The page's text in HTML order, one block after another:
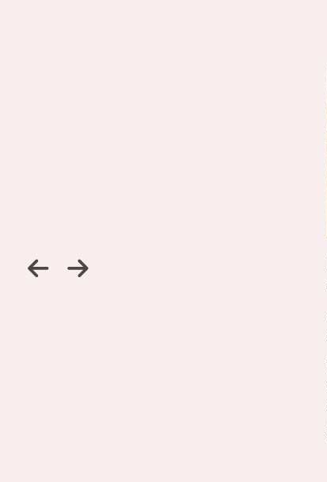
Jambage à 45